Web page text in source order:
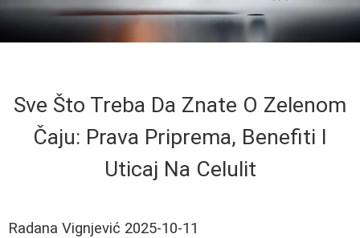
Sve Što Treba Da Znate O Zelenom
Čaju: Prava Priprema, Benefiti I
Uticaj Na Celulit
Radana Vignjević 2025-10-11